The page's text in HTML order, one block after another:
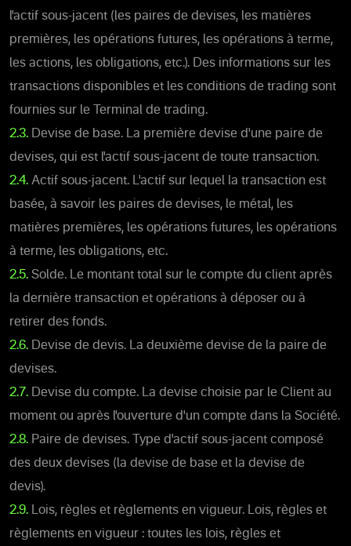
l'actif sous-jacent (les paires de devises, les matières
premières, les opérations futures, les opérations à terme,
les actions, les obligations, etc.). Des informations sur les
transactions disponibles et les conditions de trading sont
fournies sur le Terminal de trading.
2.3. Devise de base. La première devise d'une paire de
devises, qui est l'actif sous-jacent de toute transaction.
2.4. Actif sous-jacent. L'actif sur lequel la transaction est
basée, à savoir les paires de devises, le métal, les
matières premières, les opérations futures, les opérations
à terme, les obligations, etc.
2.5. Solde. Le montant total sur le compte du client après
la dernière transaction et opérations à déposer ou à
retirer des fonds.
2.6. Devise de devis. La deuxième devise de la paire de
devises.
2.7. Devise du compte. La devise choisie par le Client au
moment ou après l'ouverture d'un compte dans la Société.
2.8. Paire de devises. Type d'actif sous-jacent composé
des deux devises (la devise de base et la devise de
devis).
2.9. Lois, règles et règlements en vigueur. Lois, règles et
règlements en vigueur : toutes les lois, règles et